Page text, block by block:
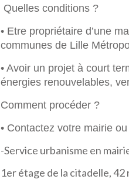
Quelles conditions ?
• Etre propriétaire d’une
communes de Lille
• Avoir un projet à court
énergies renouvelables,
Comment procéder ?
• Contactez votre mairie
-Service urbanisme en
1er étage de la citadelle, 42